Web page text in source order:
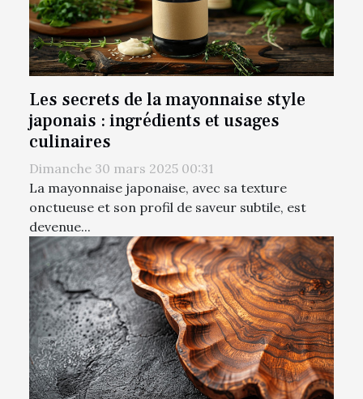
Les secrets de la mayonnaise style
japonais : ingrédients et usages
culinaires
Dimanche 30 mars 2025 00:31
La mayonnaise japonaise, avec sa texture
onctueuse et son profil de saveur subtile, est
devenue...